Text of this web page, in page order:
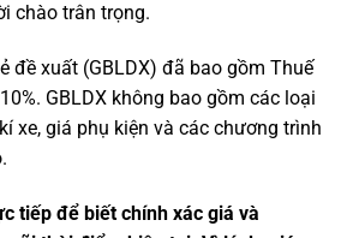
chào trân trọng.
đề xuất (GBLDX) đã bao gồm Thuế
GBLDX không bao gồm các loại
xe, giá phụ kiện và các chương trình
tiếp để biết chính xác giá và